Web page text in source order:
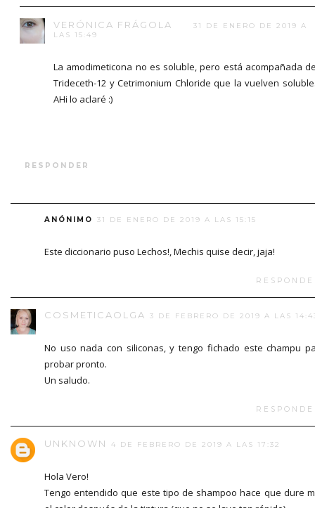
VERÓNICA FRÁGOLA
31 DE ENERO DE 2019 A
LAS 15:49
La amodimeticona no es soluble, pero está acompañada
Trideceth-12 y Cetrimonium Chloride que la vuelven
AHi lo aclaré :)
RESPONDER
ANÓNIMO 31 DE ENERO DE 2019 A LAS 15:15
Este diccionario puso Lechos!, Mechis quise decir, jaja!
COSMETICAOLGA 3 DE FEBRERO DE 2019 A LAS
No uso nada con siliconas, y tengo fichado este champu
probar pronto.
Un saludo.
UNKNOWN 4 DE FEBRERO DE 2019 A LAS 17:32
Hola Vero!
Tengo entendido que este tipo de shampoo hace que dure